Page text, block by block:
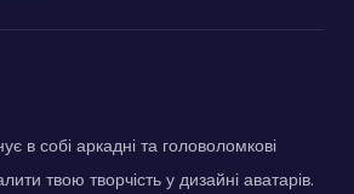
в собі аркадні та головоломкові
твою творчість у дизайні аватарів.